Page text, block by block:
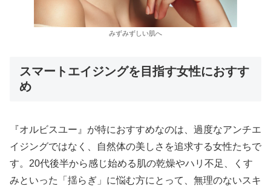
みずみずしい肌へ
スマートエイジングを目指す女性におすす
め
『オルビスユー』が特におすすめなのは、過度なアンチエ
イジングではなく、自然体の美しさを追求する女性たちで
す。20代後半から感じ始める肌の乾燥やハリ不足、くす
みといった「揺らぎ」に悩む方にとって、無理のないスキ